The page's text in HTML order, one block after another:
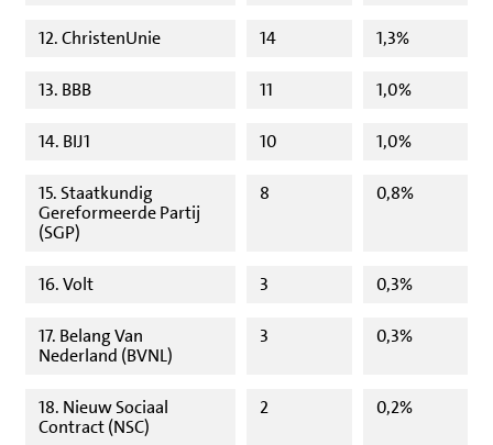
12. ChristenUnie 14 1,3%
13. BBB 11 1,0%
14. BIJ1 10 1,0%
15. Staatkundig
Gereformeerde Partij
(SGP)
8 0,8%
16. Volt 3 0,3%
17. Belang Van
Nederland (BVNL)
3 0,3%
18. Nieuw Sociaal
Contract (NSC)
2 0,2%